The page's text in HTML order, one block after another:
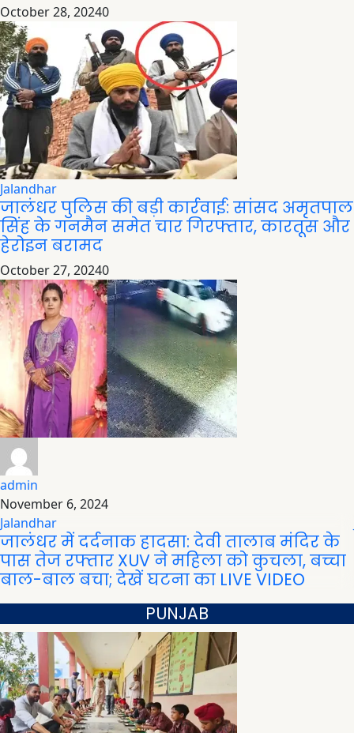
October 28, 20240
Jalandhar
जालंधर पुलिस की बड़ी कार्रवाई: सांसद अमृतपाल
सिंह के गनमैन समेत चार गिरफ्तार, कारतूस और
हेरोइन बरामद
October 27, 20240
admin
November 6, 2024
Jalandhar
जालंधर में दर्दनाक हादसा: देवी तालाब मंदिर के
पास तेज रफ्तार XUV ने महिला को कुचला, बच्चा
बाल-बाल बचा; देखें घटना का LIVE VIDEO
PUNJAB